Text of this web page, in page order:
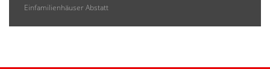
Einfamilienhäuser Abstatt